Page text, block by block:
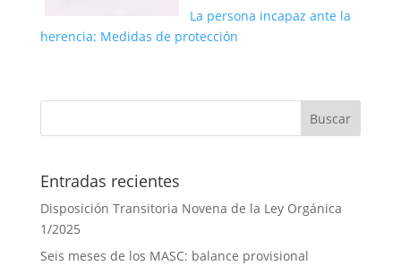
La persona incapaz ante la
herencia: Medidas de protección
Entradas recientes
Disposición Transitoria Novena de la Ley Orgánica
1/2025
Seis meses de los MASC: balance provisional